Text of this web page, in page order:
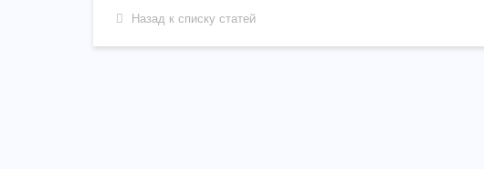
Назад к списку статей